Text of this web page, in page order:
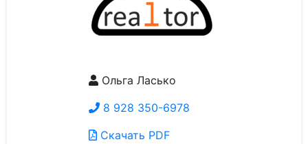
Ольга Ласько
8 928 350-6978
Скачать PDF